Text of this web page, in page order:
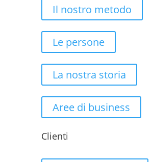
Il nostro metodo
Le persone
La nostra storia
Aree di business
Clienti